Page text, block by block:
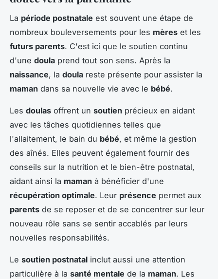
La période postnatale est souvent une étape de
nombreux bouleversements pour les mères et les
futurs parents. C'est ici que le soutien continu
d'une doula prend tout son sens. Après la
naissance, la doula reste présente pour assister la
maman dans sa nouvelle vie avec le bébé.
Les doulas offrent un soutien précieux en aidant
avec les tâches quotidiennes telles que
l'allaitement, le bain du bébé, et même la gestion
des aînés. Elles peuvent également fournir des
conseils sur la nutrition et le bien-être postnatal,
aidant ainsi la maman à bénéficier d'une
récupération optimale. Leur présence permet aux
parents de se reposer et de se concentrer sur leur
nouveau rôle sans se sentir accablés par leurs
nouvelles responsabilités.
Le soutien postnatal inclut aussi une attention
particulière à la santé mentale de la maman. Les